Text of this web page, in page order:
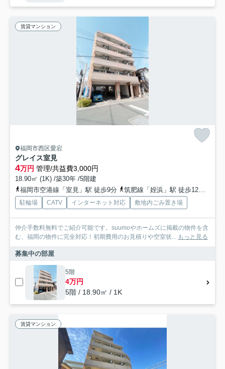
賃貸マンション
福岡市西区愛宕
グレイス室見
4万円 管理/共益費3,000円
18.90㎡ (1K) /築30年 /5階建
福岡市空港線「室見」駅 徒歩9分
筑肥線「姪浜」駅 徒歩12分
駐輪場 CATV インターネット対応 敷地内ごみ置き場
仲介手数料無料でご紹介可能です。suumoやホームズに掲載の物件を含
む、福岡の物件に完全対応！初期費用のお見積りや空室状...
もっと見る
募集中の部屋
5階
4万円
5階 / 18.90㎡ / 1K
賃貸マンション